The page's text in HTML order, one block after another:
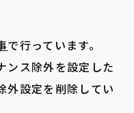
で行っています。
ンス除外を設定した
外設定を削除してい